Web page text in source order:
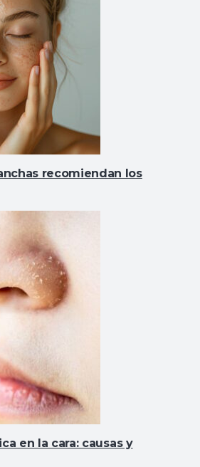
recomiendan los
en la cara: causas y